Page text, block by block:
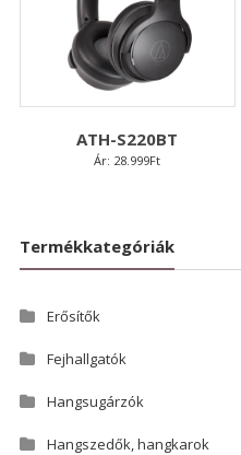
ATH-S220BT
Ár: 28.999Ft
Termékkategóriák
Erősítők
Fejhallgatók
Hangsugárzók
Hangszedők, hangkarok